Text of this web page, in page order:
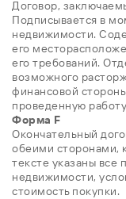
Договор,
Подписывается в
недвижимости.
его
его требований.
возможного
финансовой
проведенную
Форма F
Окончательный
обеими сторонами,
тексте указаны все
недвижимости,
стоимость покупки.